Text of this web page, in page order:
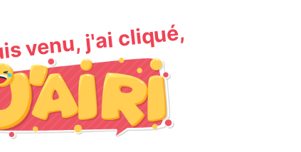
venu, j'ai cliqué,